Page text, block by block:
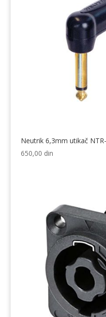
Neutrik 6,3mm utikač
650,00 din